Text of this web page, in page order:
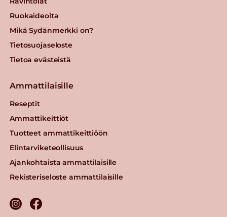
Ruokaideoita
Mikä Sydänmerkki on?
Tietosuojaseloste
Tietoa evästeistä
Ammattilaisille
Reseptit
Ammattikeittiöt
Tuotteet ammattikeittiöön
Elintarviketeollisuus
Ajankohtaista ammattilaisille
Rekisteriseloste ammattilaisille